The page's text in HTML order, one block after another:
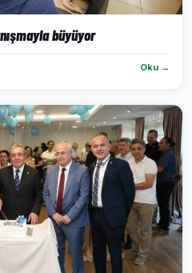
büyüyor
Oku →